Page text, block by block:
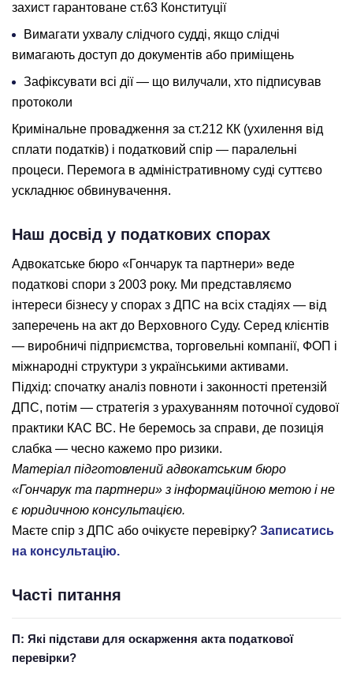
захист гарантоване ст.63 Конституції
Вимагати ухвалу слідчого судді, якщо слідчі
вимагають доступ до документів або приміщень
Зафіксувати всі дії — що вилучали, хто підписував
протоколи
Кримінальне провадження за ст.212 КК (ухилення від
сплати податків) і податковий спір — паралельні
процеси. Перемога в адміністративному суді суттєво
ускладнює обвинувачення.
Наш досвід у податкових спорах
Адвокатське бюро «Гончарук та партнери» веде
податкові спори з 2003 року. Ми представляємо
інтереси бізнесу у спорах з ДПС на всіх стадіях — від
заперечень на акт до Верховного Суду. Серед клієнтів
— виробничі підприємства, торговельні компанії, ФОП і
міжнародні структури з українськими активами.
Підхід: спочатку аналіз повноти і законності претензій
ДПС, потім — стратегія з урахуванням поточної судової
практики КАС ВС. Не беремось за справи, де позиція
слабка — чесно кажемо про ризики.
Матеріал підготовлений адвокатським бюро
«Гончарук та партнери» з інформаційною метою і не
є юридичною консультацією.
Маєте спір з ДПС або очікуєте перевірку? Записатись
на консультацію.
Часті питання
П: Які підстави для оскарження акта податкової
перевірки?